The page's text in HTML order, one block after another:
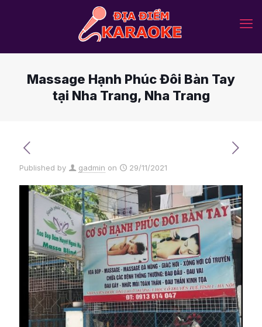
Massage Hạnh Phúc Đôi Bàn Tay
tại Nha Trang, Nha Trang
Published by gadmin on 29/11/2021